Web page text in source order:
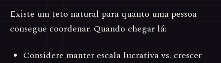
Existe um teto natural para quanto uma pessoa
consegue coordenar. Quando chegar lá:
Considere manter escala lucrativa vs. crescer